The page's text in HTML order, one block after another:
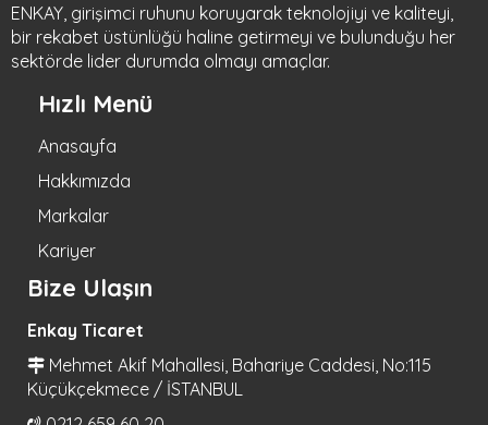
ENKAY, girişimci ruhunu koruyarak teknolojiyi ve kaliteyi,
bir rekabet üstünlüğü haline getirmeyi ve bulunduğu her
sektörde lider durumda olmayı amaçlar.
Hızlı Menü
Anasayfa
Hakkımızda
Markalar
Kariyer
Bize Ulaşın
Enkay Ticaret
Mehmet Akif Mahallesi, Bahariye Caddesi, No:115
Küçükçekmece / İSTANBUL